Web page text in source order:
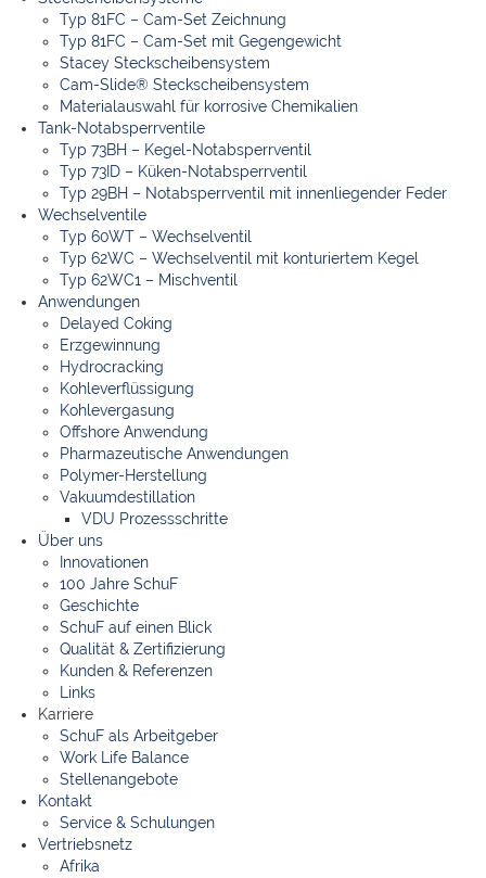
Typ 81FC – Cam-Set Zeichnung
Typ 81FC – Cam-Set mit Gegengewicht
Stacey Steckscheibensystem
Cam-Slide® Steckscheibensystem
Materialauswahl für korrosive Chemikalien
Tank-Notabsperrventile
Typ 73BH – Kegel-Notabsperrventil
Typ 73ID – Küken-Notabsperrventil
Typ 29BH – Notabsperrventil mit innenliegender Feder
Wechselventile
Typ 60WT – Wechselventil
Typ 62WC – Wechselventil mit konturiertem Kegel
Typ 62WC1 – Mischventil
Anwendungen
Delayed Coking
Erzgewinnung
Hydrocracking
Kohleverflüssigung
Kohlevergasung
Offshore Anwendung
Pharmazeutische Anwendungen
Polymer-Herstellung
Vakuumdestillation
VDU Prozessschritte
Über uns
Innovationen
100 Jahre SchuF
Geschichte
SchuF auf einen Blick
Qualität & Zertifizierung
Kunden & Referenzen
Links
Karriere
SchuF als Arbeitgeber
Work Life Balance
Stellenangebote
Kontakt
Service & Schulungen
Vertriebsnetz
Afrika